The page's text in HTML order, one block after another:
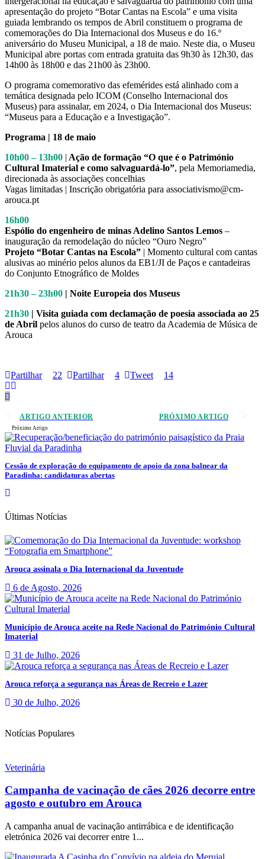
apresentação do projeto “Botar Cantas na Escola” e uma visita
guiada lembrando os tempos de Abril constituem o programa de
comemorações do Dia Internacional dos Museus e do 16.º
aniversário do Museu Municipal, a 18 de maio. Neste dia, o Museu
Municipal abre portas com entrada gratuita das 9h30 às 12h30, das
14h00 às 18h00 e das 21h00 às 23h00.
O programa comemorativo das efemérides está alinhado com a
temática designada pelo ICOM (Conselho Internacional dos
Museus) para assinalar, em 2024, o Dia Internacional dos Museus:
“Museus para a Educação e a Investigação”.
Programa | 18 de maio
10h00 – 13h00 | Ação de formação “O que é o Património
Cultural Imaterial e como salvaguardá-lo”, pela Memoriamedia,
direcionada às associações concelhias
Vagas limitadas | Inscrição obrigatória para associativismo@cm-
arouca.pt
16h00
Espólio do engenheiro de minas Adelino Santos Lemos –
inauguração da remodelação do núcleo “Ouro Negro”
Projeto “Botar Cantas na Escola” | Momento cultural com cantas
alusivas ao minério pelos alunos da EB1/JI de Paços e cantadeiras
do Conjunto Etnográfico de Moldes
21h30 – 23h00 | Noite Europeia dos Museus
21h30 | Visita guiada com declamação de poesia associada ao 25
de Abril pelos alunos do curso de teatro da Academia de Música de
Arouca
Partilhar 22 Partilhar 4 Tweet 14
ARTIGO ANTERIOR PRÓXIMO ARTIGO
Próximo Artigo
Cessão de exploração do equipamento de apoio da zona balnear da
Paradinha: candidaturas abertas
Últimas Notícias
Arouca assinala o Dia Internacional da Juventude
6 de Agosto, 2026
Município de Arouca aceite na Rede Nacional do Património Cultural
Imaterial
31 de Julho, 2026
Arouca reforça a segurança nas Áreas de Recreio e Lazer
30 de Julho, 2026
Notícias Populares
Veterinária
Campanha de vacinação de cães 2026 decorre entre
agosto e outubro em Arouca
A campanha anual de vacinação antirrábica e de identificação
eletrónica 2026 vai decorrer entre 1...